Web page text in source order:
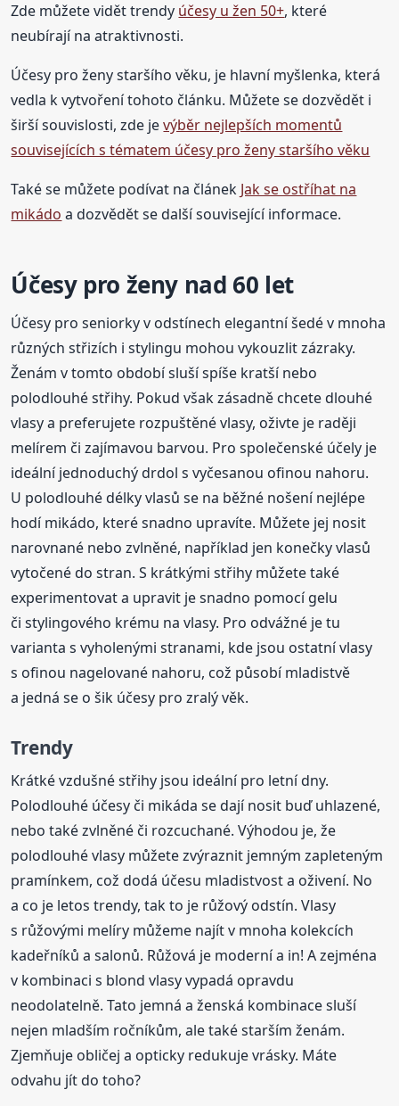
Zde můžete vidět trendy účesy u žen 50+, které
neubírají na atraktivnosti.
Účesy pro ženy staršího věku, je hlavní myšlenka, která
vedla k vytvoření tohoto článku. Můžete se dozvědět i
širší souvislosti, zde jevýběr nejlepších momentů
souvisejících s tématem účesy pro ženy staršího věku
Také se můžete podívat na článek Jak se ostříhat na
mikádo a dozvědět se další související informace.
Účesy pro ženy nad 60 let
Účesy pro seniorky v odstínech elegantní šedé v mnoha
různých střizích i stylingu mohou vykouzlit zázraky.
Ženám v tomto období sluší spíše kratší nebo
polodlouhé střihy. Pokud však zásadně chcete dlouhé
vlasy a preferujete rozpuštěné vlasy, oživte je raději
melírem či zajímavou barvou. Pro společenské účely je
ideální jednoduchý drdol s vyčesanou ofinou nahoru.
U polodlouhé délky vlasů se na běžné nošení nejlépe
hodí mikádo, které snadno upravíte. Můžete jej nosit
narovnané nebo zvlněné, například jen konečky vlasů
vytočené do stran. S krátkými střihy můžete také
experimentovat a upravit je snadno pomocí gelu
či stylingového krému na vlasy. Pro odvážné je tu
varianta s vyholenými stranami, kde jsou ostatní vlasy
s ofinou nagelované nahoru, což působí mladistvě
a jedná se o šik účesy pro zralý věk.
Trendy
Krátké vzdušné střihy jsou ideální pro letní dny.
Polodlouhé účesy či mikáda se dají nosit buď uhlazené,
nebo také zvlněné či rozcuchané. Výhodou je, že
polodlouhé vlasy můžete zvýraznit jemným zapleteným
pramínkem, což dodá účesu mladistvost a oživení. No
a co je letos trendy, tak to je růžový odstín. Vlasy
s růžovými melíry můžeme najít v mnoha kolekcích
kadeřníků a salonů. Růžová je moderní a in! A zejména
v kombinaci s blond vlasy vypadá opravdu
neodolatelně. Tato jemná a ženská kombinace sluší
nejen mladším ročníkům, ale také starším ženám.
Zjemňuje obličej a opticky redukuje vrásky. Máte
odvahu jít do toho?